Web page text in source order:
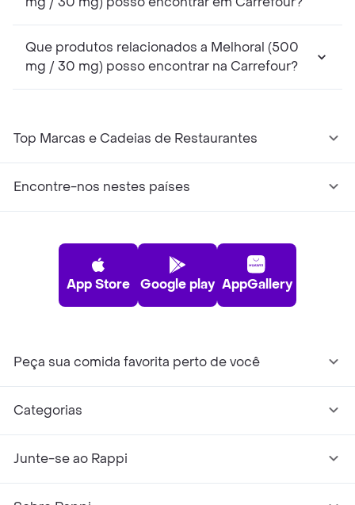
Que produtos relacionados a Melhoral (500
mg / 30 mg) posso encontrar na Carrefour?
Top Marcas e Cadeias de Restaurantes
Encontre-nos nestes países
App Store Google play AppGallery
Peça sua comida favorita perto de você
Categorias
Junte-se ao Rappi